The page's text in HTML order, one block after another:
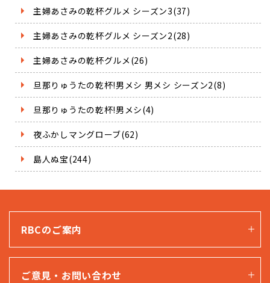
主婦あさみの乾杯グルメ シーズン3(37)
主婦あさみの乾杯グルメ シーズン2(28)
主婦あさみの乾杯グルメ(26)
旦那りゅうたの乾杯!男メシ 男メシ シーズン2(8)
旦那りゅうたの乾杯!男メシ(4)
夜ふかしマングローブ(62)
島人ぬ宝(244)
RBCのご案内
ご意見・お問い合わせ